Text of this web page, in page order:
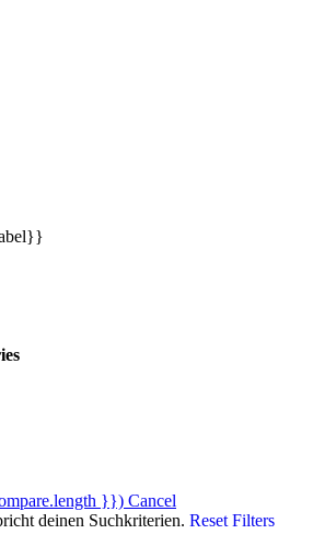
}}) Cancel
deinen Suchkriterien. Reset Filters